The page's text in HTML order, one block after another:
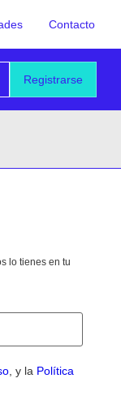
Contacto
Registrarse
lo tienes en tu
, y la Política